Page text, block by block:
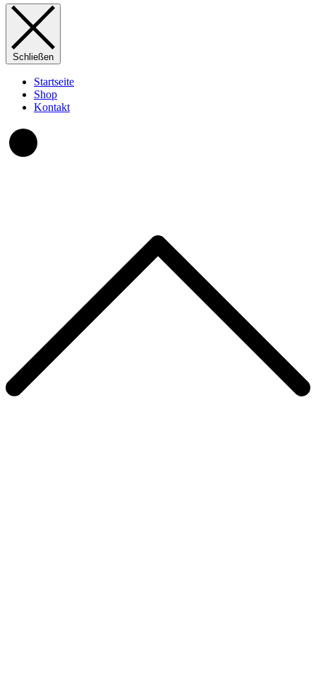
Schließen
Startseite
Shop
Kontakt